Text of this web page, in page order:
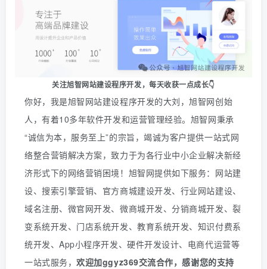
关注旭智网站建设程序开发，每天收获一点成长👇
你好，我是旭智网站建设程序开发的大刘，旭智网创始
人，有着10多年软件开发和运营管理经验。旭智网秉承
“诚信为本，服务至上”的宗旨，竭诚为客户提供一站式网
络整合营销解决方案，致力于为各行业中小企业解决新经
济形式下的网络营销困境！旭智网提供如下服务：网站建
设、搜索引擎营销、官方商城建设开发、行业网站建设、
域名注册、微官网开发、微商城开发、分销商城开发、裂
变系统开发、门店系统开发、教育系统开发、知识付费系
统开发、App小程序开发、硬件开发设计、电商代运营等
一站式服务，欢迎加ggyz369交流合作，感谢您的支持